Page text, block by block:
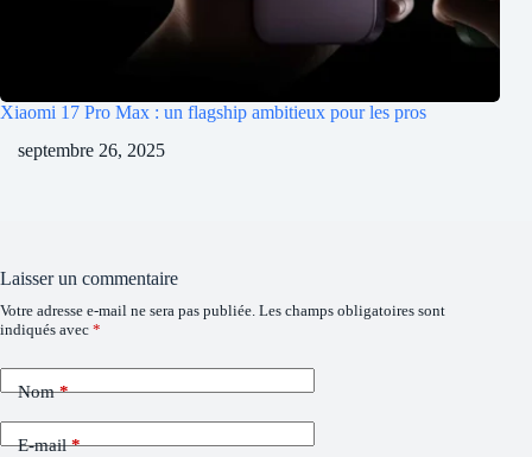
Xiaomi 17 Pro Max : un flagship ambitieux pour les pros
septembre 26, 2025
Laisser un commentaire
Votre adresse e-mail ne sera pas publiée. Les champs obligatoires sont
indiqués avec *
Nom*
E-mail*